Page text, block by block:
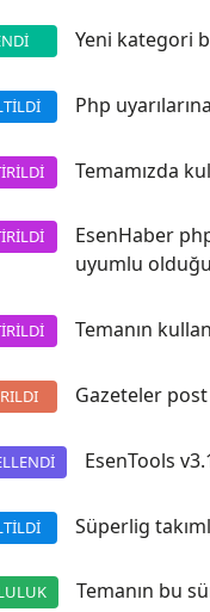
Yeni kategori
Php
Temamızda
EsenHaber
uyumlu
Temanın
Gazeteler post
EsenTools
Süperlig
Temanın bu